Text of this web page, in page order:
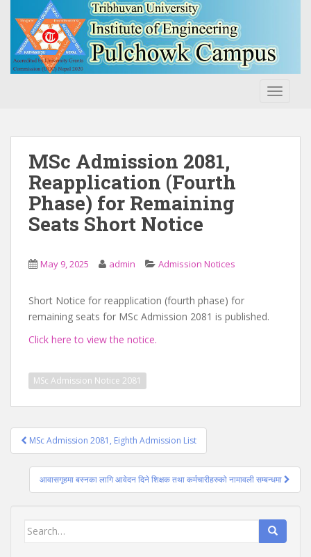
MSc Admission 2081,
Reapplication (Fourth
Phase) for Remaining
Seats Short Notice
May 9, 2025 admin Admission Notices
Short Notice for reapplication (fourth phase) for
remaining seats for MSc Admission 2081 is published.
Click here to view the notice.
MSc Admission Notice 2081
Post
navigation
MSc Admission 2081, Eighth Admission List
आवासगृहमा बस्नका लागि आवेदन दिने शिक्षक तथा कर्मचारीहरुको नामावली सम्बन्धमा
Search